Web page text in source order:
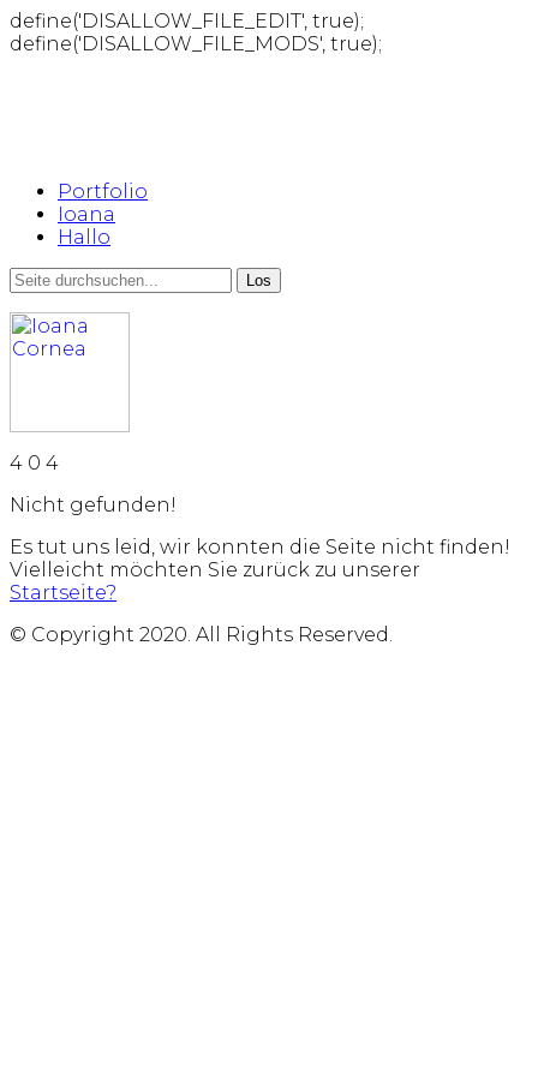
define('DISALLOW_FILE_EDIT', true);
define('DISALLOW_FILE_MODS', true);
Portfolio
Ioana
Hallo
4 0 4
Nicht gefunden!
Es tut uns leid, wir konnten die Seite nicht finden!
Vielleicht möchten Sie zurück zu unserer
Startseite?
© Copyright 2020. All Rights Reserved.